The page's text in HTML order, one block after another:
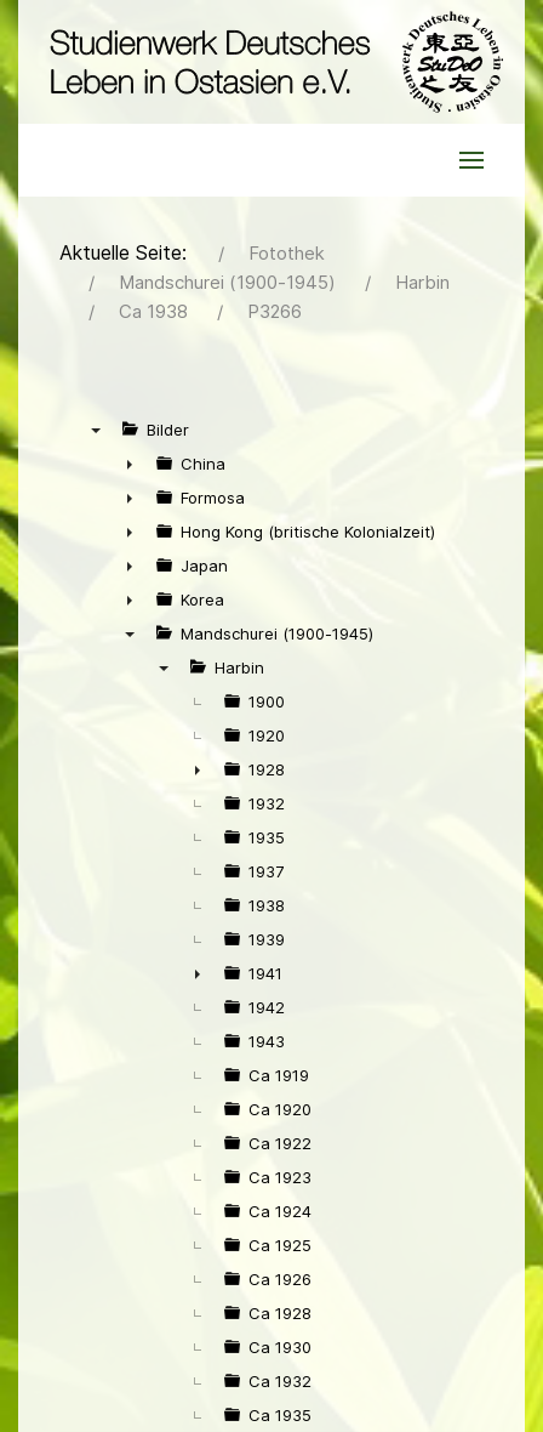
Aktuelle Seite:
Fotothek
Mandschurei (1900-1945)
Harbin
Ca 1938
P3266
Bilder
►
China
►
Formosa
►
Hong Kong (britische Kolonialzeit)
►
Japan
►
Korea
Mandschurei (1900-1945)
Harbin
1900
1920
►
1928
1932
1935
1937
1938
1939
►
1941
1942
1943
Ca 1919
Ca 1920
Ca 1922
Ca 1923
Ca 1924
Ca 1925
Ca 1926
Ca 1928
Ca 1930
Ca 1932
Ca 1935